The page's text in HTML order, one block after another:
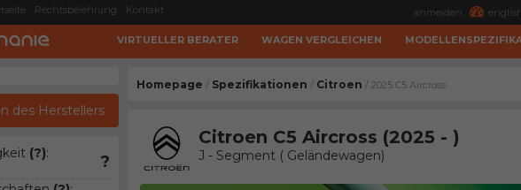
Rechtsbelehrung Kontakt anmelden
VIRTUELLER BERATER WAGEN VERGLEICHEN
des Herstellers
(?): ?
Homepage / Spezifikationen / Citroen / 2025 C5 Aircross
Citroen C5 Aircross (2025 - )
J - Segment ( Geländewagen)